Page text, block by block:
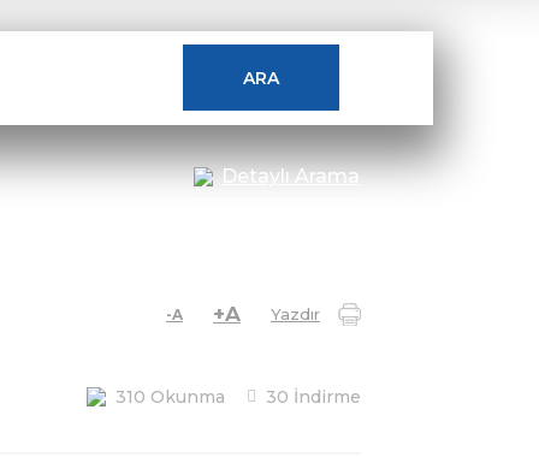
ARA
Detaylı Arama
-A +A Yazdır
310 Okunma 30 İndirme